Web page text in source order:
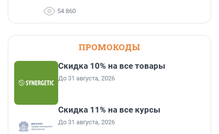
54 860
ПРОМОКОДЫ
Скидка 10% на все товары
До 31 августа, 2026
Скидка 11% на все курсы
До 31 августа, 2026